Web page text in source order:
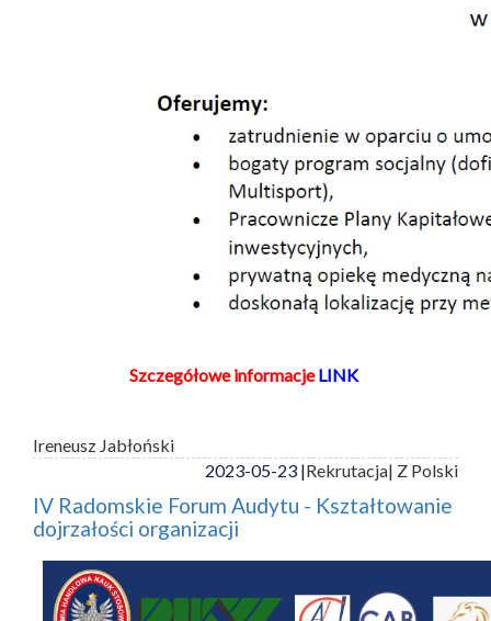
Szczegółowe informacje LINK
Ireneusz Jabłoński
2023-05-23 |Rekrutacja| Z Polski
IV Radomskie Forum Audytu - Kształtowanie
dojrzałości organizacji